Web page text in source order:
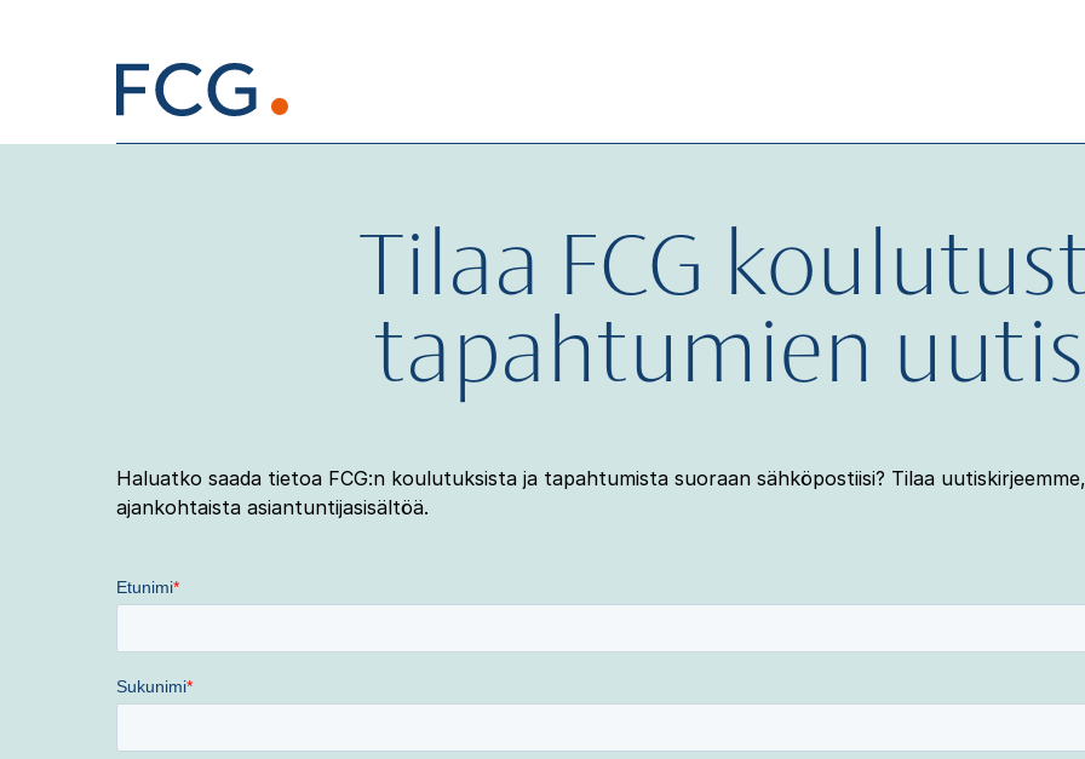
Tilaa FCG
tapahtumien
Haluatko saada tietoa FCG:n koulutuksista ja tapahtumista suoraan sähköpostiisi? Tilaa
ajankohtaista asiantuntijasisältöä.